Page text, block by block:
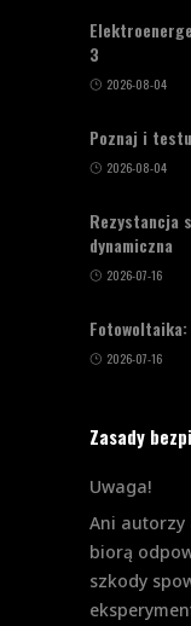
3
2026-08-04
Poznaj i
2026-08-04
Rezystancja
dynamiczna
2026-07-16
2026-07-16
Zasady
Uwaga!
Ani autorzy
biorą
szkody